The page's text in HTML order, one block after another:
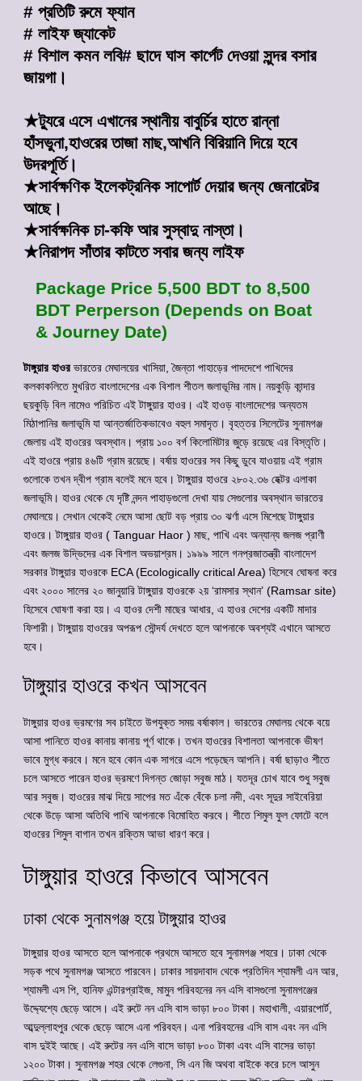
# প্রতিটি রুমে ফ্যান
# লাইফ জ্যাকেট
# বিশাল কমন লবি# ছাদে ঘাস কার্পেট দেওয়া সুন্দর বসার
জায়গা।
★ট্যুরে এসে এখানের স্থানীয় বাবুর্চির হাতে রান্না
হাঁসভুনা,হাওরের তাজা মাছ,আখনি বিরিয়ানি দিয়ে হবে
উদরপূর্তি।
★সার্বক্ষণিক ইলেকট্রনিক সাপোর্ট দেয়ার জন্য জেনারেটর
আছে।
★সার্বক্ষনিক চা-কফি আর সুস্বাদু নাস্তা।
★নিরাপদ সাঁতার কাটতে সবার জন্য লাইফ
Package Price 5,500 BDT to 8,500
BDT Perperson (Depends on Boat
& Journey Date)
টাঙ্গুয়ার হাওর ভারতের মেঘালয়ের খাসিয়া, জৈন্তা পাহাড়ের পাদদেশে পাখিদের
কলকাকলিতে মুখরিত বাংলাদেশের এক বিশাল শীতল জলাভূমির নাম। নয়কুড়ি কান্দার
ছয়কুড়ি বিল নামেও পরিচিত এই টাঙ্গুয়ার হাওর। এই হাওড় বাংলাদেশের অন্যতম
মিঠাপানির জলাভূমি যা আন্তর্জাতিকভাবেও বহুল সমাদৃত। বৃহত্তর সিলেটের সুনামগঞ্জ
জেলায় এই হাওরের অবস্থান। প্রায় ১০০ বর্গ কিলোমিটার জুড়ে রয়েছে এর বিস্তৃতি।
এই হাওরে প্রায় ৪৬টি গ্রাম রয়েছে। বর্ষায় হাওরের সব কিছু ডুবে যাওয়ায় এই গ্রাম
গুলোকে তখন দ্বীপ গ্রাম বলেই মনে হবে। টাঙ্গুয়ার হাওরে ২৮০২.৩৬ হেক্টর এলাকা
জলাভূমি। হাওর থেকে যে দৃষ্টি নন্দন পাহাড়গুলো দেখা যায় সেগুলোর অবস্থান ভারতের
মেঘালয়ে। সেখান থেকেই নেমে আসা ছোট বড় প্রায় ৩০ ঝর্ণা এসে মিশেছে টাঙ্গুয়ার
হাওরে। টাঙ্গুয়ার হাওর ( Tanguar Haor ) মাছ, পাখি এবং অন্যান্য জলজ প্রাণী
এবং জলজ উদ্ভিদের এক বিশাল অভয়াশ্রম। ১৯৯৯ সালে গনপ্রজাতন্ত্রী বাংলাদেশ
সরকার টাঙ্গুয়ার হাওরকে ECA (Ecologically critical Area) হিসেবে ঘোষনা করে
এবং ২০০০ সালের ২০ জানুয়ারি টাঙ্গুয়ার হাওরকে ২য় ‘রামসার স্থান’ (Ramsar site)
হিসেবে ঘোষণা করা হয়। এ হাওর দেশী মাছের আধার, এ হাওর দেশের একটি মাদার
ফিশারী। টাঙ্গুয়ায় হাওরের অপরূপ সৌন্দর্য দেখতে হলে আপনাকে অবশ্যই এখানে আসতে
হবে।
টাঙ্গুয়ার হাওরে কখন আসবেন
টাঙ্গুয়ার হাওর ভ্রমণের সব চাইতে উপযুক্ত সময় বর্ষাকাল। ভারতের মেঘালয় থেকে বয়ে
আসা পানিতে হাওর কানায় কানায় পূর্ণ থাকে। তখন হাওরের বিশালতা আপনাকে ভীষণ
ভাবে মুগ্ধ করবে। মনে হবে কোন এক সাগরে এসে পড়েছেন আপনি। বর্ষা ছাড়াও শীতে
চলে আসতে পারেন হাওর ভ্রমণে দিগন্ত জোড়া সবুজ মাঠ। যতদূর চোখ যাবে শুধু সবুজ
আর সবুজ। হাওরের মাঝ দিয়ে সাপের মত এঁকে বেঁকে চলা নদী, এবং সূদুর সাইবেরিয়া
থেকে উড়ে আসা অতিথি পাখি আপনাকে বিমোহিত করবে। শীতে শিমুল ফুল ফোটে বলে
হাওরের শিমুল বাগান তখন রক্তিম আভা ধারণ করে।
টাঙ্গুয়ার হাওরে কিভাবে আসবেন
ঢাকা থেকে সুনামগঞ্জ হয়ে টাঙ্গুয়ার হাওর
টাঙ্গুয়ার হাওর আসতে হলে আপনাকে প্রথমে আসতে হবে সুনামগঞ্জ শহরে। ঢাকা থেকে
সড়ক পথে সুনামগঞ্জ আসতে পারবেন। ঢাকার সায়দাবাদ থেকে প্রতিদিন শ্যামলী এন আর,
শ্যামলী এস পি, হানিফ এন্টারপ্রাইজ, মামুন পরিবহনের নন এসি বাসগুলো সুনামগঞ্জের
উদ্দ্যেশ্যে ছেড়ে আসে। এই রুটে নন এসি বাস ভাড়া ৮০০ টাকা। মহাখালী, এয়ারপোর্ট,
আব্দুল্লাহপুর থেকে ছেড়ে আসে এনা পরিবহন। এনা পরিবহনের এসি বাস এবং নন এসি
বাস দুইই আছে। এই রুটের নন এসি বাসে ভাড়া ৮০০ টাকা এবং এসি বাসের ভাড়া
১২০০ টাকা। সুনামগঞ্জ শহর থেকে লেগুনা, সি এন জি অথবা বাইকে করে চলে আসুন